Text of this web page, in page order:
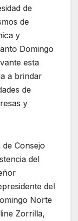
de
de
y
Domingo
esta
a brindar
de
y
Consejo
del
del
Norte
Zorrilla,